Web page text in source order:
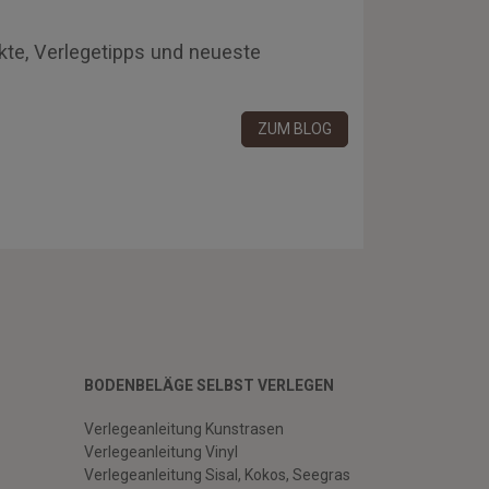
Verlegetipps und neueste
ZUM BLOG
BODENBELÄGE SELBST VERLEGEN
Verlegeanleitung Kunstrasen
Verlegeanleitung Vinyl
Verlegeanleitung Sisal, Kokos, Seegras